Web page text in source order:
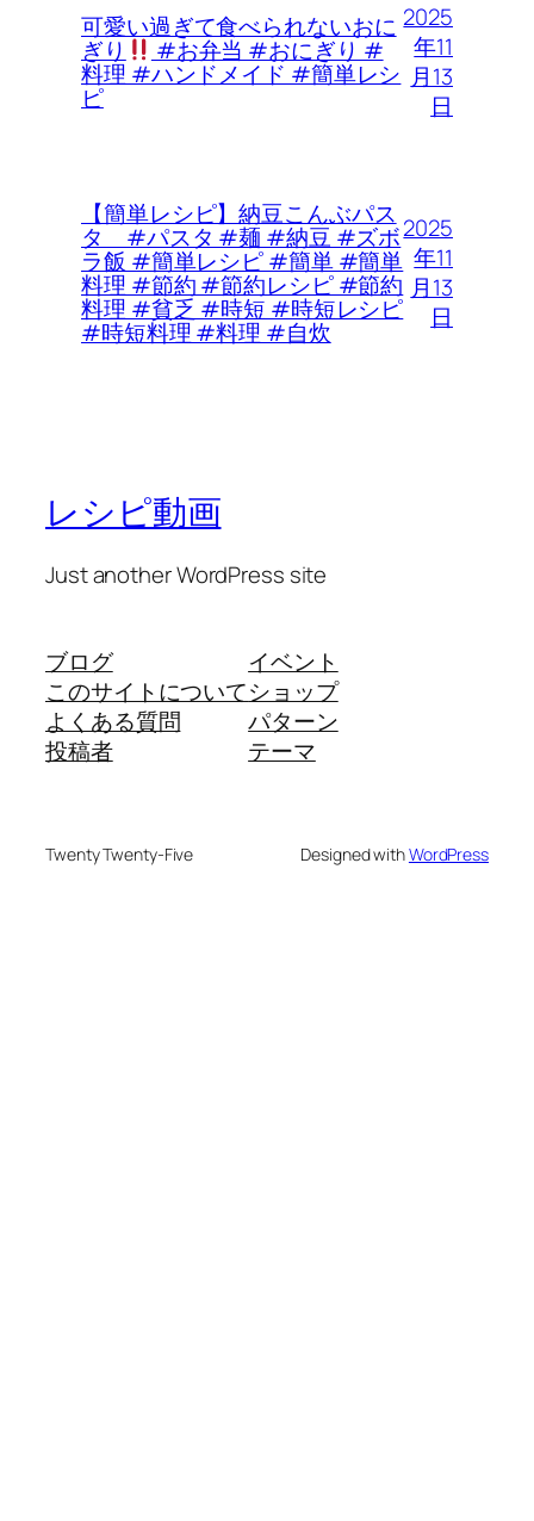
可愛い過ぎて食べられないおに
ぎり #お弁当 #おにぎり #
料理 #ハンドメイド #簡単レシ
ピ
2025
年11
月13
日
【簡単レシピ】納豆こんぶパス
タ #パスタ #麺 #納豆 #ズボ
ラ飯 #簡単レシピ #簡単 #簡単
料理 #節約 #節約レシピ #節約
料理 #貧乏 #時短 #時短レシピ
#時短料理 #料理 #自炊
2025
年11
月13
日
レシピ動画
Just another WordPress site
ブログ
このサイトについて
よくある質問
投稿者
イベント
ショップ
パターン
テーマ
Twenty Twenty-Five Designed withWordPress